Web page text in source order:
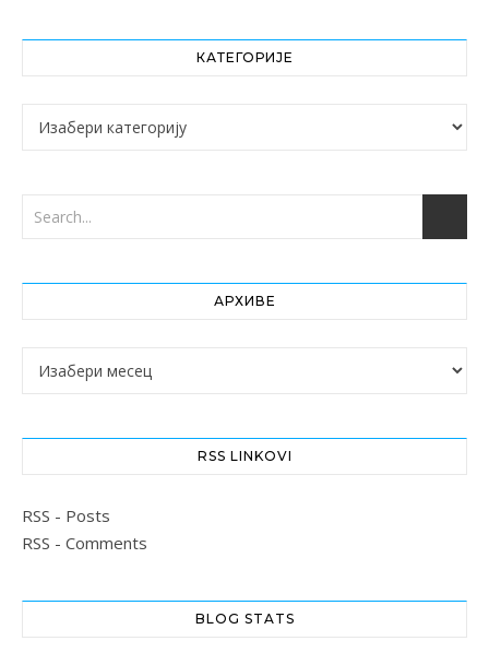
КАТЕГОРИЈЕ
Категорије
АРХИВЕ
Архиве
RSS LINKOVI
RSS - Posts
RSS - Comments
BLOG STATS